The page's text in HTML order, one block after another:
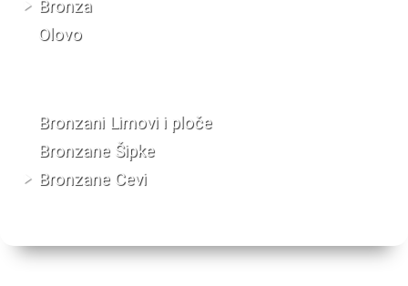
Bronza
Olovo
Bronzani Limovi i ploče
Bronzane Šipke
Bronzane Cevi